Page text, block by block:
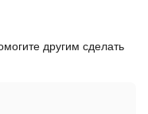
другим сделать